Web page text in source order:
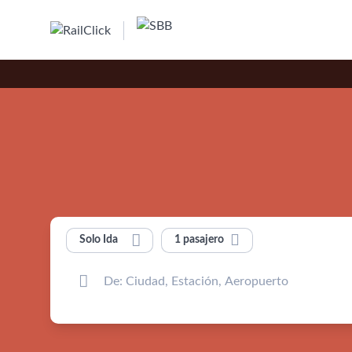
Solo Ida  1 pasajero 
